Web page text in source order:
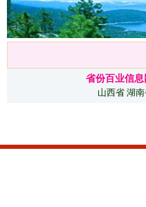
省份百业信息
山西省 湖